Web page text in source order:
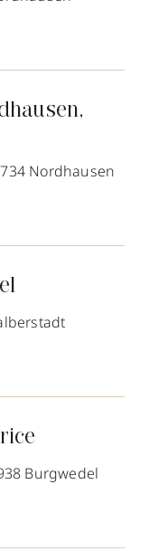
Nordhausen
Burgwedel